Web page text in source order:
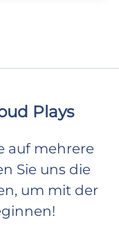
Plays
auf mehrere
Sie uns die
um mit der